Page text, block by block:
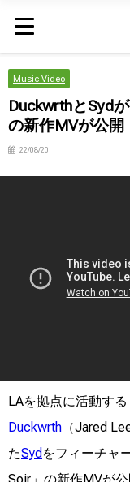
Music Video
DuckwrthとSyd
の新作MVが公開
22/08/20
LAを拠点に活動す
Duckwrth （Jared
たSyd をフィーチャ